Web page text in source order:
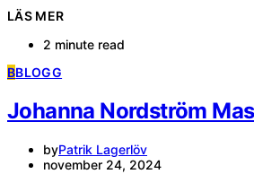
LÄS MER
2 minute read
BBLOGG
Johanna Nordström
byPatrik Lagerlöv
november 24, 2024